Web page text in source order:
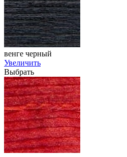
венге черный
Увеличить
Выбрать